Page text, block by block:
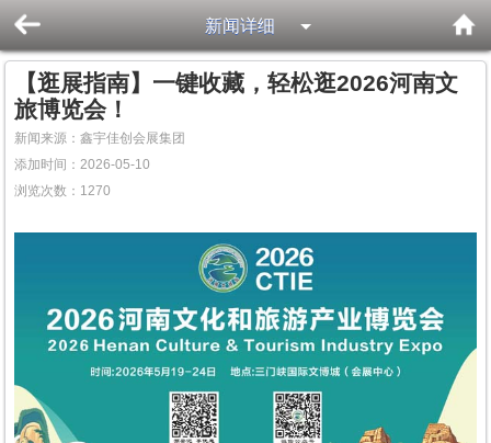
新闻详细
【逛展指南】一键收藏，轻松逛2026河南文
旅博览会！
新闻来源：鑫宇佳创会展集团
添加时间：2026-05-10
浏览次数： 1270